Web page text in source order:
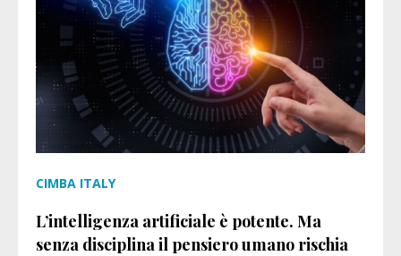
CIMBA ITALY
L’intelligenza artificiale è potente. Ma
senza disciplina il pensiero umano rischia